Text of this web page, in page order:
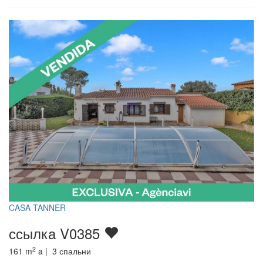
CASA TANNER
ссылка V0385
161 m2 a | 3 спальни